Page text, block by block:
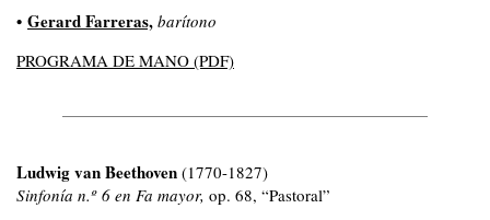
• Gerard Farreras, barítono
PROGRAMA DE MANO (PDF)
Ludwig van Beethoven (1770-1827)
Sinfonía n.º 6 en Fa mayor, op. 68, “Pastoral”